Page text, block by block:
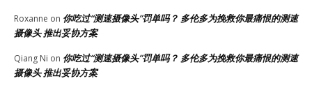
Roxanne on 你吃过“测速摄像头”罚单吗？ 多伦多为挽救你最痛恨的测速
摄像头 推出妥协方案
Qiang Ni on 你吃过“测速摄像头”罚单吗？ 多伦多为挽救你最痛恨的测速
摄像头 推出妥协方案